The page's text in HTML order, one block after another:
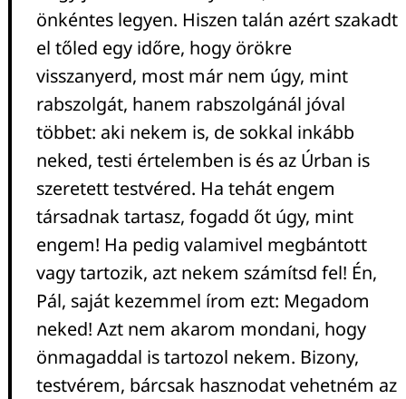
önkéntes legyen. Hiszen talán azért szakadt
el tőled egy időre, hogy örökre
visszanyerd, most már nem úgy, mint
rabszolgát, hanem rabszolgánál jóval
többet: aki nekem is, de sokkal inkább
neked, testi értelemben is és az Úrban is
szeretett testvéred. Ha tehát engem
társadnak tartasz, fogadd őt úgy, mint
engem! Ha pedig valamivel megbántott
vagy tartozik, azt nekem számítsd fel! Én,
Pál, saját kezemmel írom ezt: Megadom
neked! Azt nem akarom mondani, hogy
önmagaddal is tartozol nekem. Bizony,
testvérem, bárcsak hasznodat vehetném az